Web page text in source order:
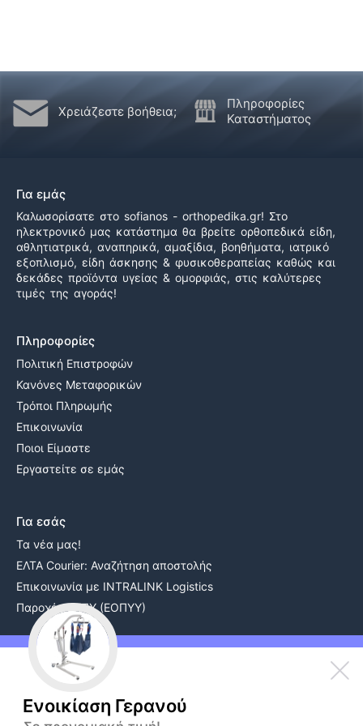
Ενοικίαση Γερανού
Χρειάζεστε βοήθεια;
Πληροφορίες
Καταστήματος
Για εμάς
Καλωσορίσατε στο sofianos - orthopedika.gr! Στο
ηλεκτρονικό μας κατάστημα θα βρείτε ορθοπεδικά είδη,
αθλητιατρικά, αναπηρικά, αμαξίδια, βοηθήματα, ιατρικό
εξοπλισμό, είδη άσκησης & φυσικοθεραπείας καθώς και
δεκάδες προϊόντα υγείας & ομορφιάς, στις καλύτερες
τιμές της αγοράς!
Πληροφορίες
Πολιτική Επιστροφών
Κανόνες Μεταφορικών
Τρόποι Πληρωμής
Επικοινωνία
Ποιοι Είμαστε
Εργαστείτε σε εμάς
Για εσάς
Τα νέα μας!
ΕΛΤΑ Courier: Αναζήτηση αποστολής
Επικοινωνία με INTRALINK Logistics
Παροχές ΕΚΠΥ (ΕΟΠΥΥ)
Ενοικίαση Εξοπλισμού
Συμπυκνωτής Οξυγόνου Ενοικίαση
Αναπηρικό Αμαξίδιο Ενοικίαση